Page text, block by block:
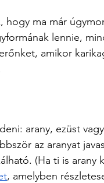
hogy ma már
lennie,
amikor
arany, ezüst
az aranyat
(Ha ti is arany
, amelyben